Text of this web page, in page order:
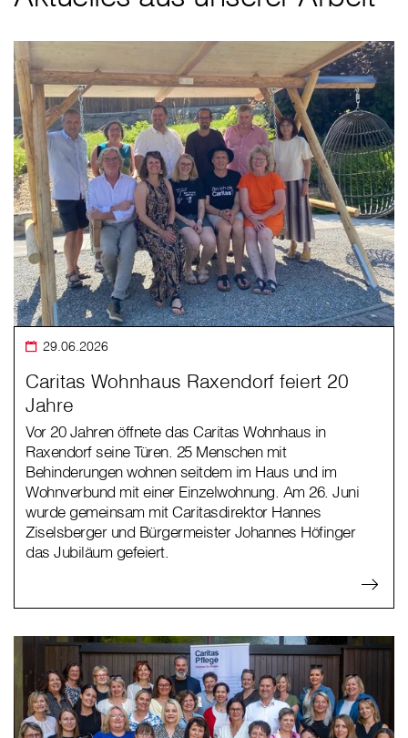
29.06.2026
Caritas Wohnhaus Raxendorf feiert 20
Jahre
Vor 20 Jahren öffnete das Caritas Wohnhaus in
Raxendorf seine Türen. 25 Menschen mit
Behinderungen wohnen seitdem im Haus und im
Wohnverbund mit einer Einzelwohnung. Am 26. Juni
wurde gemeinsam mit Caritasdirektor Hannes
Ziselsberger und Bürgermeister Johannes Höfinger
das Jubiläum gefeiert.